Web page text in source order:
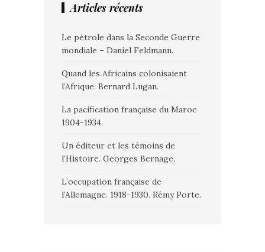
Articles récents
Le pétrole dans la Seconde Guerre
mondiale – Daniel Feldmann.
Quand les Africains colonisaient
l’Afrique. Bernard Lugan.
La pacification française du Maroc
1904-1934.
Un éditeur et les témoins de
l’Histoire. Georges Bernage.
L’occupation française de
l’Allemagne. 1918-1930. Rémy Porte.